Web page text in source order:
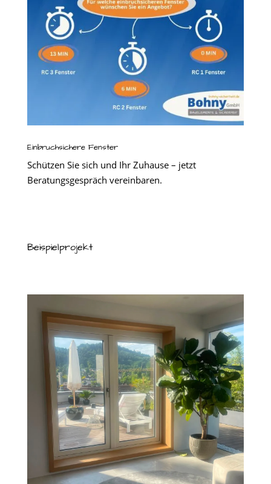
Einbruchsichere Fenster
Schützen Sie sich und Ihr Zuhause – jetzt
Beratungsgespräch vereinbaren.
Beispielprojekt